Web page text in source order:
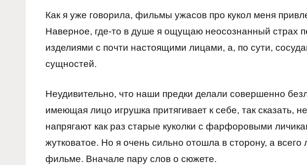
Как я уже говорила, фильмы ужасов про кукол меня
Наверное, где-то в душе я ощущаю неосознанный страх
изделиями с почти настоящими лицами, а, по сути,
сущностей.
Неудивительно, что наши предки делали совершенно
имеющая лицо игрушка притягивает к себе, так сказать,
напрягают как раз старые куколки с фарфоровыми
жутковатое. Но я очень сильно отошла в сторону, а всего
фильме. Вначале пару слов о сюжете.